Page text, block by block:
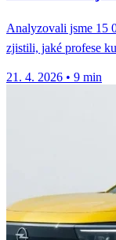
Analyzovali jsme 15
zjistili, jaké profese
21. 4. 2026 • 9 min